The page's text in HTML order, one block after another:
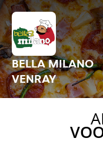
BELLA MILANO
VENRAY